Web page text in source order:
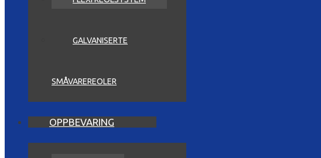
GALVANISERTE
SMÅVAREREOLER
OPPBEVARING